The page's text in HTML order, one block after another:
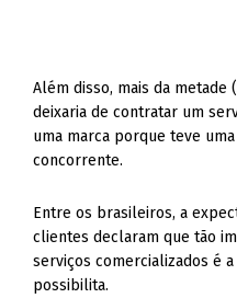
Além disso, mais da metade
deixaria de contratar um
uma marca porque teve
concorrente.
Entre os brasileiros, a
clientes declaram que tão
serviços comercializados é
possibilita.